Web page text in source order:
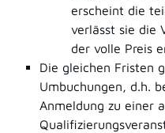
erscheint die
verlässt sie die
der volle Preis
Die gleichen Fristen
Umbuchungen, d.h.
Anmeldung zu einer